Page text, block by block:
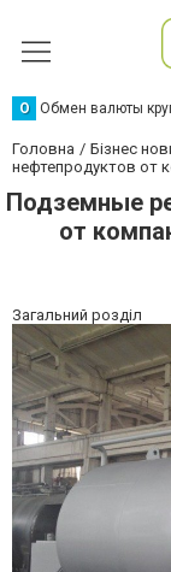
О Обмен валюты
Головна Бізнес
нефтепродуктов от
Подземные
от
Загальний розділ